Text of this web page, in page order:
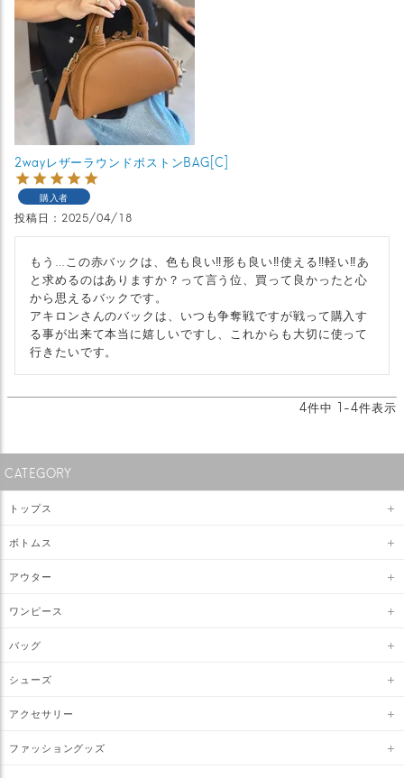
2wayレザーラウンドボストンBAG[C]
購入者
投稿日 2025/04/18
もう…この赤バックは、色も良い‼︎形も良い‼︎使える‼︎軽い‼︎あ
と求めるのはありますか？って言う位、買って良かったと心
から思えるバックです。
アキロンさんのバックは、いつも争奪戦ですが戦って購入す
る事が出来て本当に嬉しいですし、これからも大切に使って
行きたいです。
4件中 1 -4件表示
CATEGORY
トップス
ボトムス
アウター
ワンピース
バッグ
シューズ
アクセサリー
ファッショングッズ